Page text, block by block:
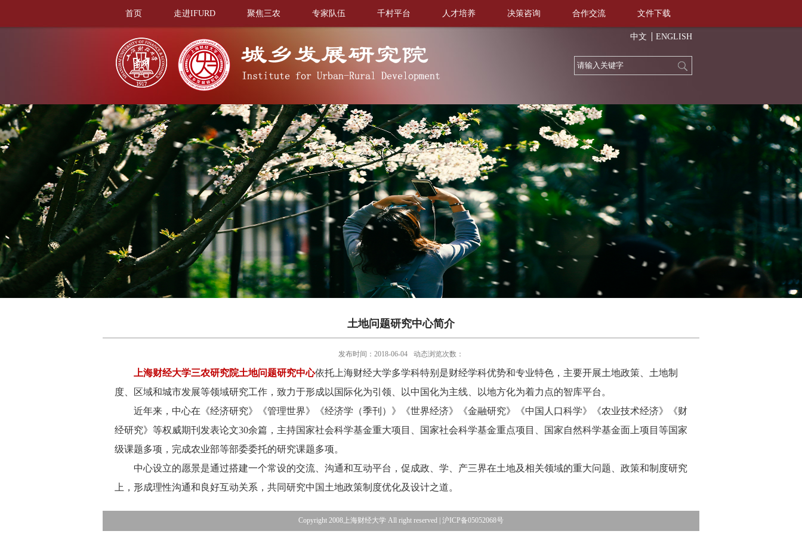
首页 走进IFURD 聚焦三农 专家队伍 千村平台 人才培养 决策咨询 合作交流 文件下载
中文 ENGLISH
土地问题研究中心简介
发布时间：2018-06-04 动态浏览次数：
上海财经大学三农研究院土地问题研究中心依托上海财经大学多学科特别是财经学科优势和专业特色，主要开展土地政策、土地制
度、区域和城市发展等领域研究工作，致力于形成以国际化为引领、以中国化为主线、以地方化为着力点的智库平台。
近年来，中心在《经济研究》《管理世界》《经济学（季刊）》《世界经济》《金融研究》《中国人口科学》《农业技术经济》《财
经研究》等权威期刊发表论文30余篇，主持国家社会科学基金重大项目、国家社会科学基金重点项目、国家自然科学基金面上项目等国家
级课题多项，完成农业部等部委委托的研究课题多项。
中心设立的愿景是通过搭建一个常设的交流、沟通和互动平台，促成政、学、产三界在土地及相关领域的重大问题、政策和制度研究
上，形成理性沟通和良好互动关系，共同研究中国土地政策制度优化及设计之道。
Copyright 2008上海财经大学 All right reserved | 沪ICP备05052068号